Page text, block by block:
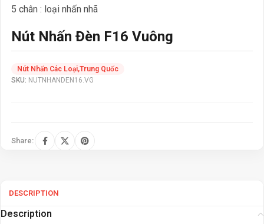
Nút Nhấn Đèn F16 Vuông
5 chân : loại nhấn nhã
SKU: NUTNHANDEN16.VG
Nút Nhấn Các Loại,Trung Quốc
Share:
DESCRIPTION
Description